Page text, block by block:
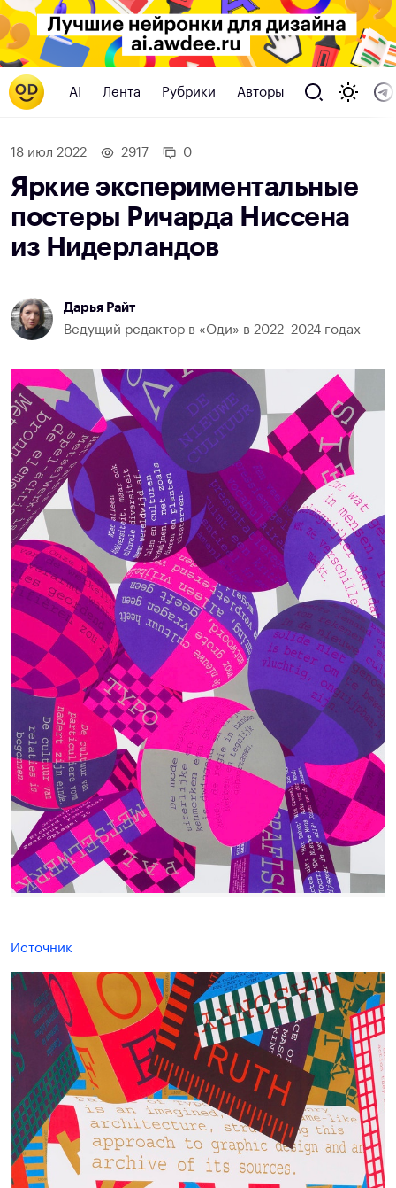
AI Лента Рубрики Авторы
18 июл 2022 2917 0
Яркие экспериментальные
постеры Ричарда Ниссена
из Нидерландов
Дарья Райт
Ведущий редактор в «Оди» в 2022–2024 годах
Источник